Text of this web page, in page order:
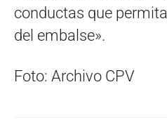
conductas que
del embalse».
Foto: Archivo CPV